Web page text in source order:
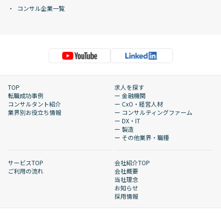
コンサル企業一覧
TOP
転職成功事例
コンサルタント紹介
業界別お役立ち情報
求人を探す
ー 金融機関
ー CxO・経営人材
ー コンサルティングファーム
ー DX・IT
ー 製造
ー その他業界・職種
サービスTOP
ご利用の流れ
会社紹介TOP
会社概要
当社理念
お知らせ
採用情報